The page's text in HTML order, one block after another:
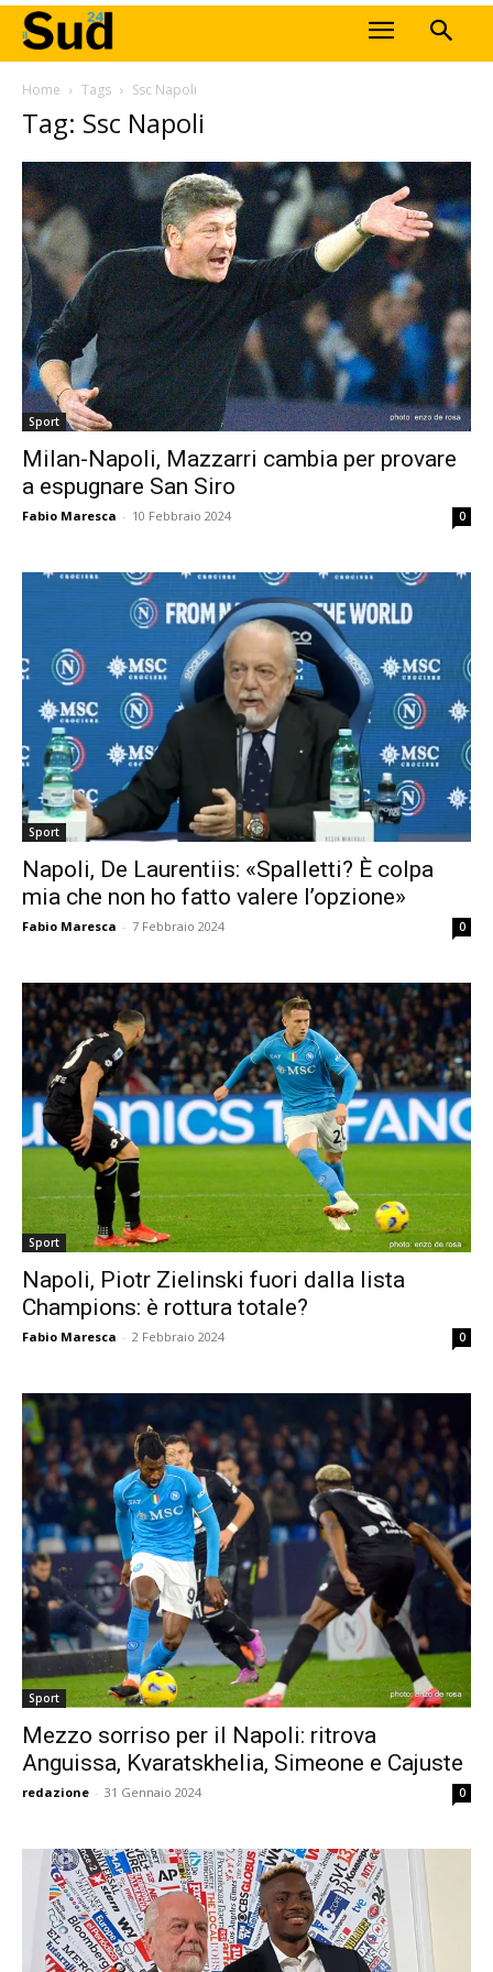
Home Tags Ssc Napoli
Tag: Ssc Napoli
Sport
Milan-Napoli, Mazzarri cambia per provare
a espugnare San Siro
Fabio Maresca - 10 Febbraio 2024 0
Sport
Napoli, De Laurentiis: «Spalletti? È colpa
mia che non ho fatto valere l’opzione»
Fabio Maresca - 7 Febbraio 2024 0
Sport
Napoli, Piotr Zielinski fuori dalla lista
Champions: è rottura totale?
Fabio Maresca - 2 Febbraio 2024 0
Sport
Mezzo sorriso per il Napoli: ritrova
Anguissa, Kvaratskhelia, Simeone e Cajuste
redazione - 31 Gennaio 2024 0